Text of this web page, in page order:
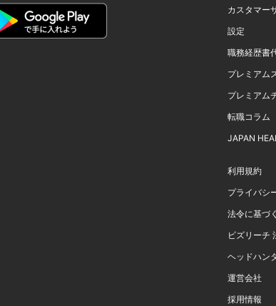
カスタマー
設定
職務経歴書
プレミアム
プレミアム
転職コラム
JAPAN
利用規約
プライバシ
法令に基づ
ビズリーチ
ヘッドハン
運営会社
採用情報